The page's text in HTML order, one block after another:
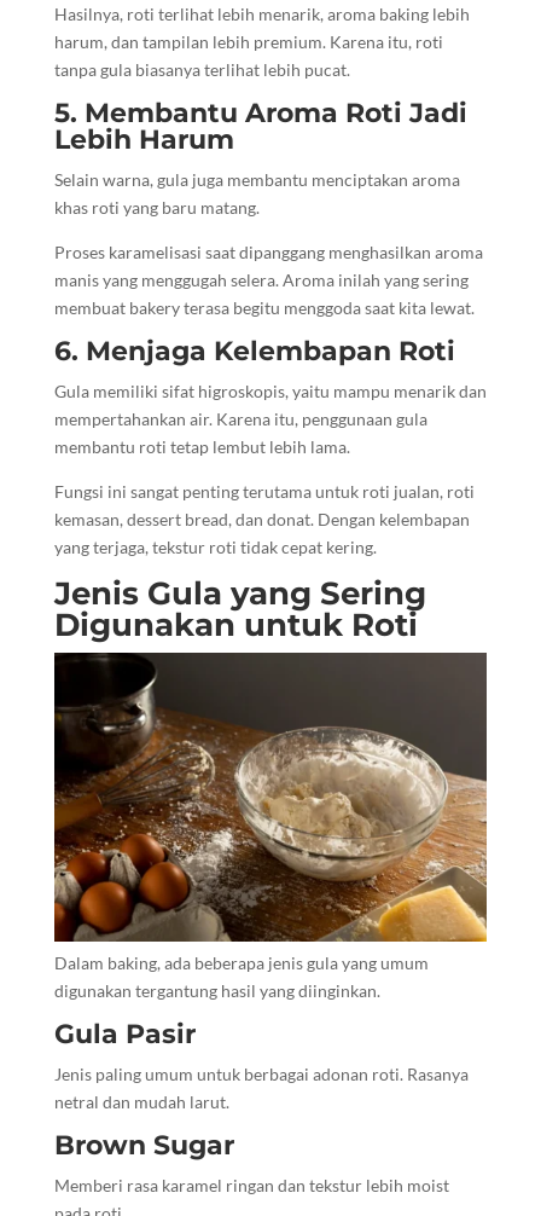
Hasilnya, roti terlihat lebih menarik, aroma baking lebih
harum, dan tampilan lebih premium. Karena itu, roti
tanpa gula biasanya terlihat lebih pucat.
5. Membantu Aroma Roti Jadi
Lebih Harum
Selain warna, gula juga membantu menciptakan aroma
khas roti yang baru matang.
Proses karamelisasi saat dipanggang menghasilkan aroma
manis yang menggugah selera. Aroma inilah yang sering
membuat bakery terasa begitu menggoda saat kita lewat.
6. Menjaga Kelembapan Roti
Gula memiliki sifat higroskopis, yaitu mampu menarik dan
mempertahankan air. Karena itu, penggunaan gula
membantu roti tetap lembut lebih lama.
Fungsi ini sangat penting terutama untuk roti jualan, roti
kemasan, dessert bread, dan donat. Dengan kelembapan
yang terjaga, tekstur roti tidak cepat kering.
Jenis Gula yang Sering
Digunakan untuk Roti
Dalam baking, ada beberapa jenis gula yang umum
digunakan tergantung hasil yang diinginkan.
Gula Pasir
Jenis paling umum untuk berbagai adonan roti. Rasanya
netral dan mudah larut.
Brown Sugar
Memberi rasa karamel ringan dan tekstur lebih moist